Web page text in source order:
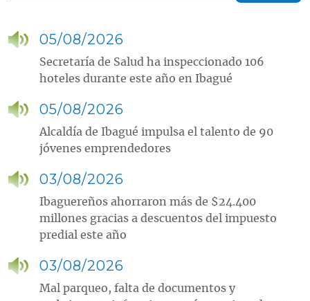
05/08/2026
Secretaría de Salud ha inspeccionado 106
hoteles durante este año en Ibagué
05/08/2026
Alcaldía de Ibagué impulsa el talento de 90
jóvenes emprendedores
03/08/2026
Ibaguereños ahorraron más de $24.400
millones gracias a descuentos del impuesto
predial este año
03/08/2026
Mal parqueo, falta de documentos y